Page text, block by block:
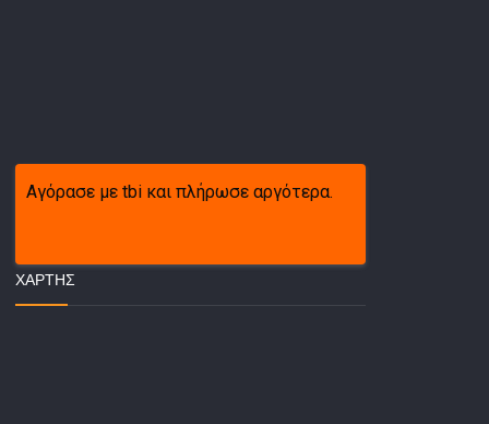
Αγόρασε με tbi και πλήρωσε αργότερα.
ΧΆΡΤΗΣ